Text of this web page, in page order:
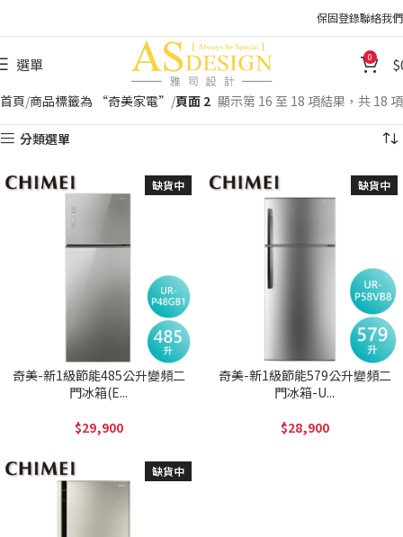
保固登錄聯絡我們
選單 0
首頁 商品標籤為 “奇美家電” 頁面 2 顯示第 16 至 18 項結果，共 18 項
分類選單
缺貨中
奇美-新1級節能485公升變頻二
門冰箱(E...
29,900
缺貨中
奇美-新1級節能579公升變頻二
門冰箱-U...
28,900
缺貨中